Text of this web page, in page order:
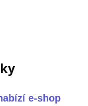
e-shop